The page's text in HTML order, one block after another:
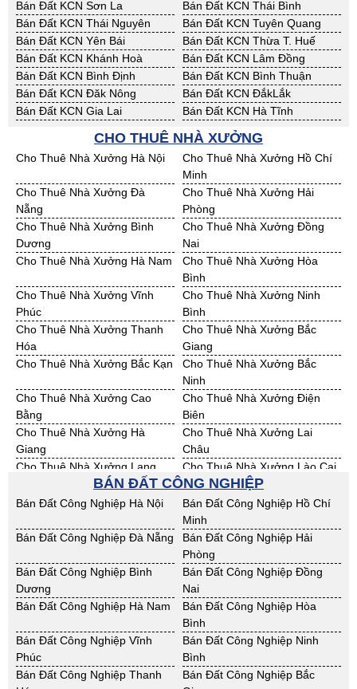
Bán Đất KCN Sơn La
Bán Đất KCN Thái Bình
Bán Đất KCN Thái Nguyên
Bán Đất KCN Tuyên Quang
Bán Đất KCN Yên Bái
Bán Đất KCN Thừa T. Huế
Bán Đất KCN Khánh Hoà
Bán Đất KCN Lâm Đồng
Bán Đất KCN Bình Định
Bán Đất KCN Bình Thuận
Bán Đất KCN Đăk Nông
Bán Đất KCN ĐắkLắk
Bán Đất KCN Gia Lai
Bán Đất KCN Hà Tĩnh
Bán Đất KCN Nghệ An
Bán Đất KCN Ninh Thuận
Bán Đất KCN Phú Yên
Bán Đất KCN Quảng Bình
Bán Đất KCN Quảng Nam
Bán Đất KCN Quảng Ngãi
Bán Đất KCN Bà Rịa - VT
Bán Đất KCN Cần Thơ
Bán Đất KCN An Giang
Bán Đất KCN Bạc Liêu
Bán Đất KCN Bến Tre
Bán Đất KCN Bình Phước
Bán Đất KCN Cà Mau
Bán Đất KCN Đồng Tháp
Bán Đất KCN Hậu Giang
Bán Đất KCN Kiên Giang
Bán Đất KCN Long An
Bán Đất KCN Sóc Trăng
Bán Đất KCN Tây Ninh
Bán Đất KCN Tiền Giang
Bán Đất KCN Trà Vinh
Bán Đất KCN Vĩnh Long
Bán Đất KCN Hải Dương
Bán Đất KCN Hưng Yên
Bán Đất KCN Quảng Ninh
CHO THUÊ NHÀ XƯỞNG
Cho Thuê Nhà Xưởng Hà Nội
Cho Thuê Nhà Xưởng Hồ Chí
Minh
Cho Thuê Nhà Xưởng Đà
Nẵng
Cho Thuê Nhà Xưởng Hải
Phòng
Cho Thuê Nhà Xưởng Bình
Dương
Cho Thuê Nhà Xưởng Đồng
Nai
Cho Thuê Nhà Xưởng Hà Nam
Cho Thuê Nhà Xưởng Hòa
Bình
Cho Thuê Nhà Xưởng Vĩnh
Phúc
Cho Thuê Nhà Xưởng Ninh
Bình
Cho Thuê Nhà Xưởng Thanh
Hóa
Cho Thuê Nhà Xưởng Bắc
Giang
Cho Thuê Nhà Xưởng Bắc Kạn
Cho Thuê Nhà Xưởng Bắc
Ninh
Cho Thuê Nhà Xưởng Cao
Bằng
Cho Thuê Nhà Xưởng Điện
Biên
Cho Thuê Nhà Xưởng Hà
Giang
Cho Thuê Nhà Xưởng Lai
Châu
Cho Thuê Nhà Xưởng Lạng
Cho Thuê Nhà Xưởng Lào Cai
Cho Thuê Nhà Xưởng Nam
Cho Thuê Nhà Xưởng Phú Thọ
Cho Thuê Nhà Xưởng Sơn La
Cho Thuê Nhà Xưởng Thái
Bình
Cho Thuê Nhà Xưởng Thái
Nguyên
Cho Thuê Nhà Xưởng Tuyên
Quang
Cho Thuê Nhà Xưởng Yên Bái
Cho Thuê Nhà Xưởng Thừa T.
Huế
Cho Thuê Nhà Xưởng Khánh
Hoà
Cho Thuê Nhà Xưởng Lâm
Đồng
Cho Thuê Nhà Xưởng Bình
Cho Thuê Nhà Xưởng Bình
BÁN ĐẤT CÔNG NGHIỆP
Bán Đất Công Nghiệp Hà Nội
Bán Đất Công Nghiệp Hồ Chí
Minh
Bán Đất Công Nghiệp Đà Nẵng
Bán Đất Công Nghiệp Hải
Phòng
Bán Đất Công Nghiệp Bình
Dương
Bán Đất Công Nghiệp Đồng
Nai
Bán Đất Công Nghiệp Hà Nam
Bán Đất Công Nghiệp Hòa
Bình
Bán Đất Công Nghiệp Vĩnh
Phúc
Bán Đất Công Nghiệp Ninh
Bình
Bán Đất Công Nghiệp Thanh
Bán Đất Công Nghiệp Bắc